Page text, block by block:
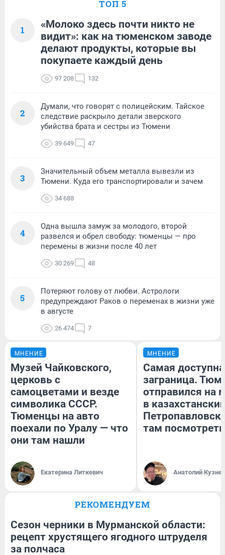
ТОП 5
1
«Молоко здесь почти никто не
видит»: как на тюменском заводе
делают продукты, которые вы
покупаете каждый день
97 208 132
2
Думали, что говорят с полицейским. Тайское
следствие раскрыло детали зверского
убийства брата и сестры из Тюмени
39 649 47
3
Значительный объем металла вывезли из
Тюмени. Куда его транспортировали и зачем
34 688
4
Одна вышла замуж за молодого, второй
развелся и обрел свободу: тюменцы — про
перемены в жизни после 40 лет
30 269 48
5
Потеряют голову от любви. Астрологи
предупреждают Раков о переменах в жизни уже
в августе
26 474 7
МНЕНИЕ
Музей Чайковского,
церковь с
самоцветами и везде
символика СССР.
Тюменцы на авто
поехали по Уралу — что
они там нашли
Екатерина Литкевич
МНЕНИЕ
Самая
заграница.
отправился на
в
там посмотреть
Анатолий
РЕКОМЕНДУЕМ
Сезон черники в Мурманской области:
рецепт хрустящего ягодного штруделя
за полчаса